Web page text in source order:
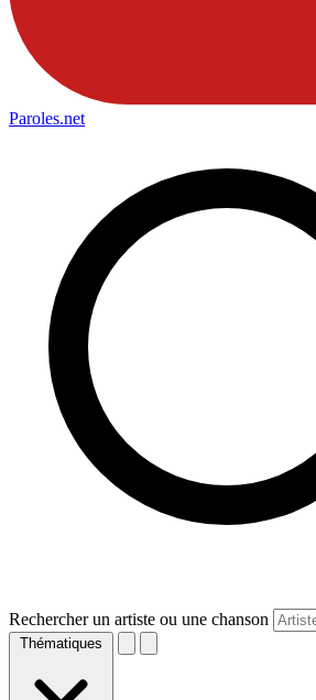
Paroles.net
Rechercher un artiste ou une chanson
Thématiques